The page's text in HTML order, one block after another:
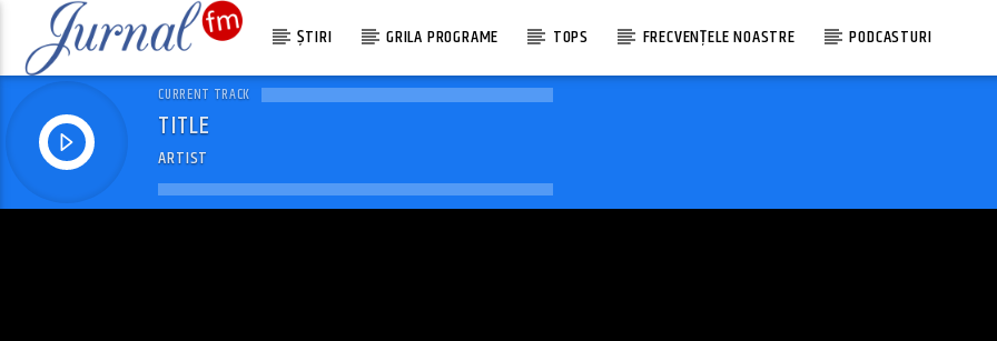
ȘTIRI GRILA PROGRAME TOPS FRECVENȚELE NOASTRE PODCASTURI
CURRENT TRACK
TITLE
ARTIST